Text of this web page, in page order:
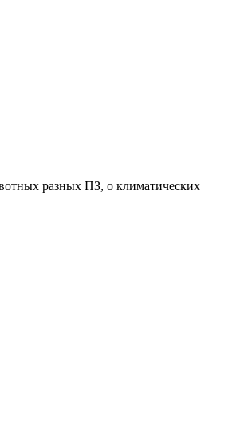
разных ПЗ, о климатических